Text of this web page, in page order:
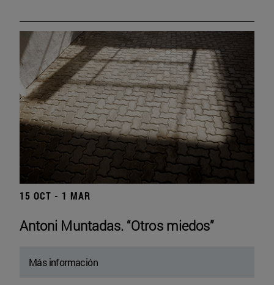
15 OCT - 1 MAR
Antoni Muntadas. “Otros miedos”
Más información